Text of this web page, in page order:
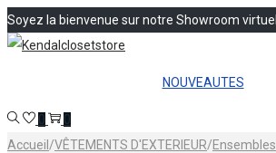
Soyez la bienvenue sur notre Showroom virtuel
Passer
navigation
Passer
NOUVEAUTES
0
0
Accueil /VÊTEMENTS D'EXTERIEUR/Ensembles